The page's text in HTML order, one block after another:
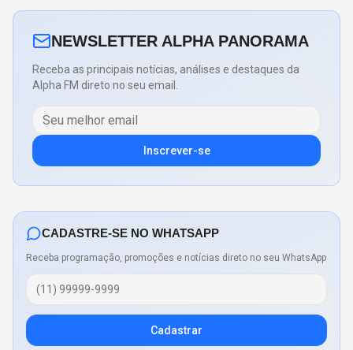
NEWSLETTER ALPHA PANORAMA
Receba as principais notícias, análises e destaques da
Alpha FM direto no seu email.
Inscrever-se
CADASTRE-SE NO WHATSAPP
Receba programação, promoções e notícias direto no seu WhatsApp
Cadastrar